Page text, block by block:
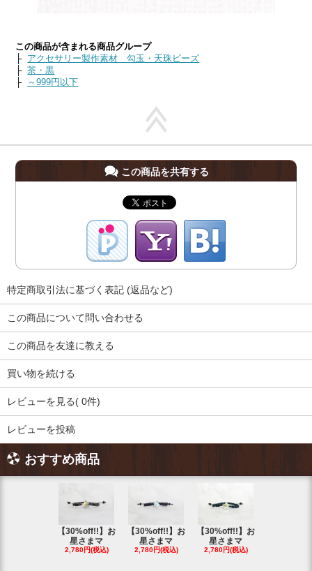
この商品が含まれる商品グループ
├ アクセサリー製作素材 勾玉・天珠ビーズ
├茶・黒
├
～999円以下
この商品を共有する
特定商取引法に基づく表記 (返品など)
この商品について問い合わせる
この商品を友達に教える
買い物を続ける
レビューを見る( 0件)
レビューを投稿
おすすめ商品
【30%off!!】お
星さまマ
2,780円(税込)
【30%off!!】お
星さまマ
2,780円(税込)
【30%off!!】お
星さまマ
2,780円(税込)